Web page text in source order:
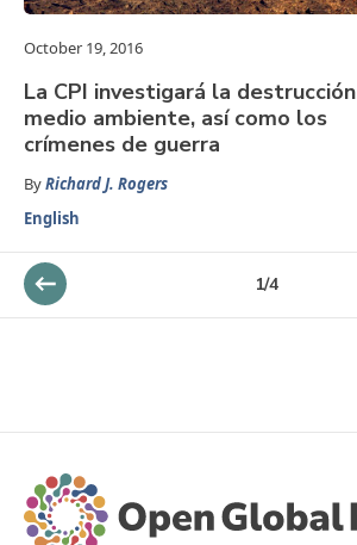
October 19, 2016
La CPI investigará la
medio ambiente, así como los
crímenes de guerra
ByRichard J. Rogers
English
1/4